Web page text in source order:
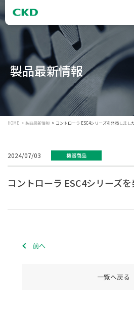
製品最新情報
HOME 製品最新情報 コントローラ ESC4シリーズを発売しました
2024/07/03 機器商品
コントローラ ESC4シリーズを
前へ
一覧へ戻る